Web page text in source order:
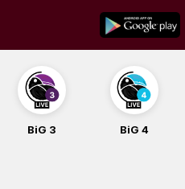
content
BiG 4 BiG Balade